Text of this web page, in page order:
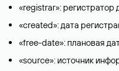
«registrar»: регистратор
«created»: дата
«free-date»: плановая
«source»: источник